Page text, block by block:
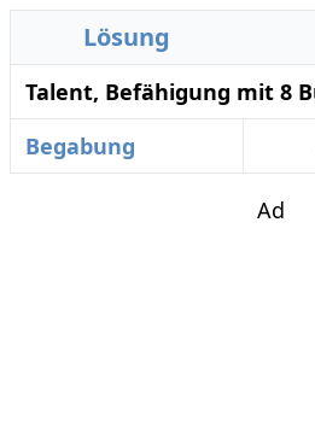
Lösung
Talent, Befähigung mit 8
Begabung
Ad